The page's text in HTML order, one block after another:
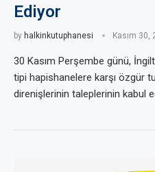
Ediyor
by halkinkutuphanesi Kasım 30,
30 Kasım Perşembe günü,
tipi hapishanelere karşı özgür
direnişlerinin taleplerinin kabul